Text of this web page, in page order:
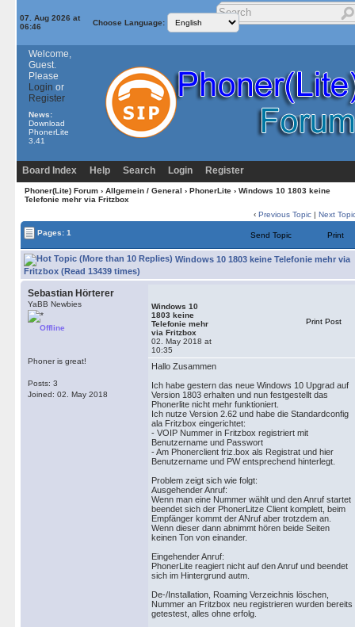
07. Aug 2026 at
06:46
Choose Language:
Welcome,
Guest.
Please
Login or
Register
News:
Download
PhonerLite
3.41
Board Index Help Search Login Register
Phoner(Lite) Forum› Allgemein / General › PhonerLite› Windows 10 1803 keine
Telefonie mehr via Fritzbox
‹ Previous Topic | Next
Pages: 1 Send Topic Print
Windows 10 1803 keine Telefonie mehr via
Fritzbox (Read 13439 times)
Sebastian Hörterer
YaBB Newbies
Offline
Phoner is great!
Posts: 3
Joined: 02. May 2018
Windows 10
1803 keine
Telefonie mehr
via Fritzbox
02. May 2018 at
10:35
Print Post
Hallo Zusammen
Ich habe gestern das neue Windows 10 Upgrad auf
Version 1803 erhalten und nun festgestellt das
Phonerlite nicht mehr funktioniert.
Ich nutze Version 2.62 und habe die Standardconfig
ala Fritzbox eingerichtet:
- VOIP Nummer in Fritzbox registriert mit
Benutzername und Passwort
- Am Phonerclient friz.box als Registrat und hier
Benutzername und PW entsprechend hinterlegt.
Problem zeigt sich wie folgt:
Ausgehender Anruf:
Wenn man eine Nummer wählt und den Anruf startet
beendet sich der PhonerLitze Client komplett, beim
Empfänger kommt der ANruf aber trotzdem an.
Wenn dieser dann abnimmt hören beide Seiten
keinen Ton von einander.
Eingehender Anruf:
PhonerLite reagiert nicht auf den Anruf und beendet
sich im Hintergrund autm.
De-/Installation, Roaming Verzeichnis löschen,
Nummer an Fritzbox neu registrieren wurden bereits
getestest, alles ohne erfolg.